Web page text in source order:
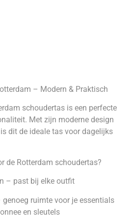
– Modern & Praktisch
schoudertas is een perfecte
Met zijn moderne design
dit de ideale tas voor dagelijks
de Rotterdam schoudertas?
– past bij elke outfit
ruimte voor je essentials
en sleutels